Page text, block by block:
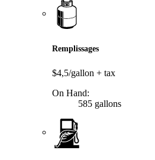
Remplissages
$4,5/gallon + tax
On Hand:
585 gallons